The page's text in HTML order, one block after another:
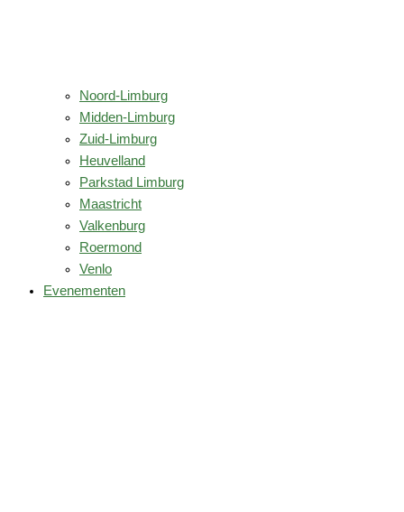
Noord-Limburg
Midden-Limburg
Zuid-Limburg
Heuvelland
Parkstad Limburg
Maastricht
Valkenburg
Roermond
Venlo
Evenementen